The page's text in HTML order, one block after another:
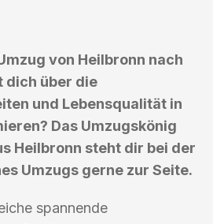
von Heilbronn nach
dich über die
und Lebensqualität in
Das Umzugskönig
Heilbronn steht dir bei der
Umzugs gerne zur Seite.
spannende